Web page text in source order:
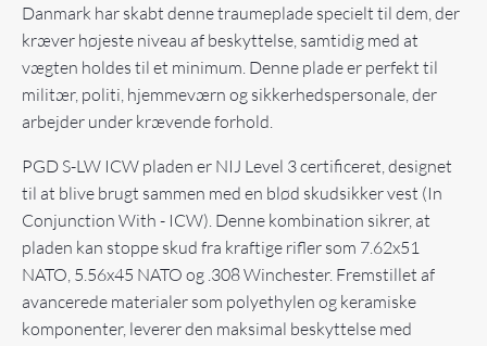
Danmark har skabt denne traumeplade specielt til dem, der
kræver højeste niveau af beskyttelse, samtidig med at
vægten holdes til et minimum. Denne plade er perfekt til
militær, politi, hjemmeværn og sikkerhedspersonale, der
arbejder under krævende forhold.
PGD S-LW ICW pladen er NIJ Level 3 certificeret, designet
til at blive brugt sammen med en blød skudsikker vest (In
Conjunction With - ICW). Denne kombination sikrer, at
pladen kan stoppe skud fra kraftige rifler som 7.62x51
NATO, 5.56x45 NATO og .308 Winchester. Fremstillet af
avancerede materialer som polyethylen og keramiske
komponenter, leverer den maksimal beskyttelse med